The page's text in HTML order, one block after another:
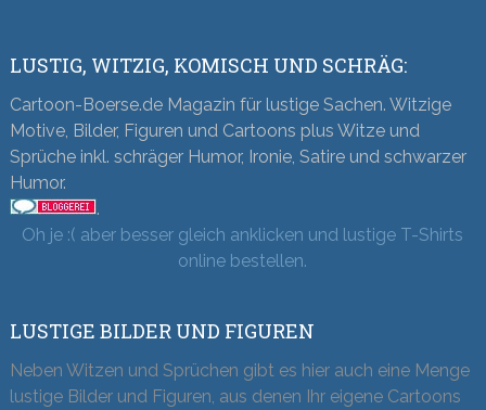
LUSTIG, WITZIG, KOMISCH UND SCHRÄG:
Cartoon-Boerse.de Magazin für lustige Sachen. Witzige
Motive, Bilder, Figuren und Cartoons plus Witze und
Sprüche inkl. schräger Humor, Ironie, Satire und schwarzer
Humor.
.
Oh je :( aber besser gleich anklicken und lustige T-Shirts
online bestellen.
LUSTIGE BILDER UND FIGUREN
Neben Witzen und Sprüchen gibt es hier auch eine Menge
lustige Bilder und Figuren, aus denen Ihr eigene Cartoons